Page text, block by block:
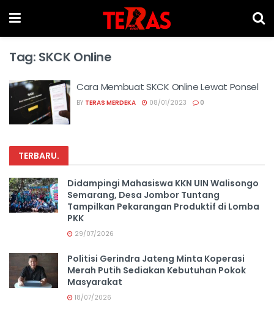
Tag: SKCK Online
Cara Membuat SKCK Online Lewat Ponsel
BY TERAS MERDEKA 08/01/2023 0
TERBARU.
Didampingi Mahasiswa KKN UIN Walisongo
Semarang, Desa Jombor Tuntang
Tampilkan Pekarangan Produktif di Lomba
PKK
29/07/2026
Politisi Gerindra Jateng Minta Koperasi
Merah Putih Sediakan Kebutuhan Pokok
Masyarakat
18/07/2026